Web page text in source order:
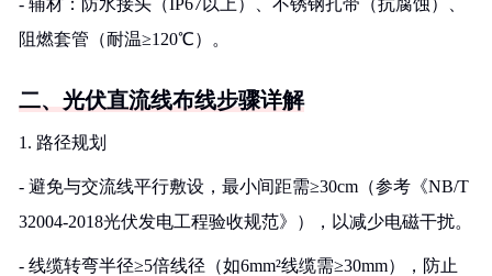
- 辅材：防水接头（IP67以上）、不锈钢扎带（抗腐蚀）、
阻燃套管（耐温≥120℃）。
二、光伏直流线布线步骤详解
1. 路径规划
- 避免与交流线平行敷设，最小间距需≥30cm（参考《NB/T
32004-2018光伏发电工程验收规范》），以减少电磁干扰。
- 线缆转弯半径≥5倍线径（如6mm²线缆需≥30mm），防止